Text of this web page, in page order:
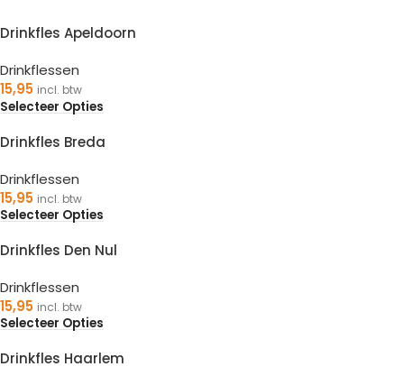
Drinkfles Apeldoorn
Drinkflessen
15,95 incl. btw
Selecteer Opties
Drinkfles Breda
Drinkflessen
15,95 incl. btw
Selecteer Opties
Drinkfles Den Nul
Drinkflessen
15,95 incl. btw
Selecteer Opties
Drinkfles Haarlem